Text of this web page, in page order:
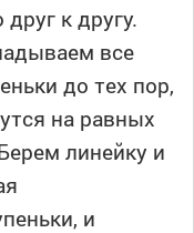
к другу.
все
до тех пор,
на равных
линейку и
и